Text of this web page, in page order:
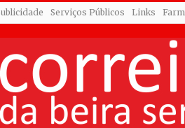
Serviços Públicos Links